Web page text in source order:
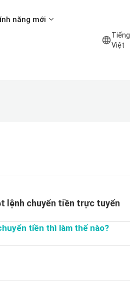
năng mới
Tiếng
Việt
lệnh chuyển tiền trực tuyến
tiền thì làm thế nào?